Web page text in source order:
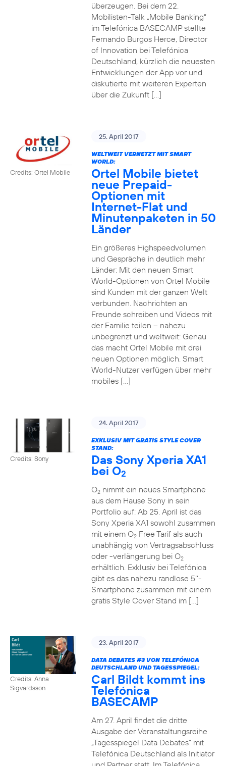
überzeugen. Bei dem 22.
Mobilisten-Talk „Mobile Banking“
im Telefónica BASECAMP stellte
Fernando Burgos Herce, Director
of Innovation bei Telefónica
Deutschland, kürzlich die neuesten
Entwicklungen der App vor und
diskutierte mit weiteren Experten
über die Zukunft […]
Credits: Ortel Mobile
25. April 2017
WELTWEIT VERNETZT MIT SMART
WORLD:
Ortel Mobile bietet
neue Prepaid-
Optionen mit
Internet-Flat und
Minutenpaketen in 50
Länder
Ein größeres Highspeedvolumen
und Gespräche in deutlich mehr
Länder: Mit den neuen Smart
World-Optionen von Ortel Mobile
sind Kunden mit der ganzen Welt
verbunden. Nachrichten an
Freunde schreiben und Videos mit
der Familie teilen – nahezu
unbegrenzt und weltweit: Genau
das macht Ortel Mobile mit drei
neuen Optionen möglich. Smart
World-Nutzer verfügen über mehr
mobiles […]
Credits: Sony
24. April 2017
EXKLUSIV MIT GRATIS STYLE COVER
STAND:
Das Sony Xperia XA1
bei O2
O2nimmt ein neues Smartphone
aus dem Hause Sony in sein
Portfolio auf: Ab 25. April ist das
Sony Xperia XA1 sowohl zusammen
mit einem O2Free Tarif als auch
unabhängig von Vertragsabschluss
oder -verlängerung bei O2
erhältlich. Exklusiv bei Telefónica
gibt es das nahezu randlose 5‘‘-
Smartphone zusammen mit einem
gratis Style Cover Stand im […]
Credits: Anna
Sigvardsson
23. April 2017
DATA DEBATES #3VON TELEFÓNICA
DEUTSCHLAND UND TAGESSPIEGEL:
Carl Bildt kommt ins
Telefónica
BASECAMP
Am 27. April findet die dritte
Ausgabe der Veranstaltungsreihe
„Tagesspiegel Data Debates“ mit
Telefónica Deutschland als Initiator